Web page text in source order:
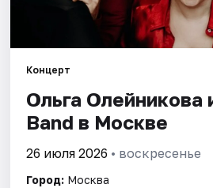
Города
Площадки
Концерт
Ольга Олейникова
Band в Москве
26 июля 2026 • воскресенье
Город: Москва